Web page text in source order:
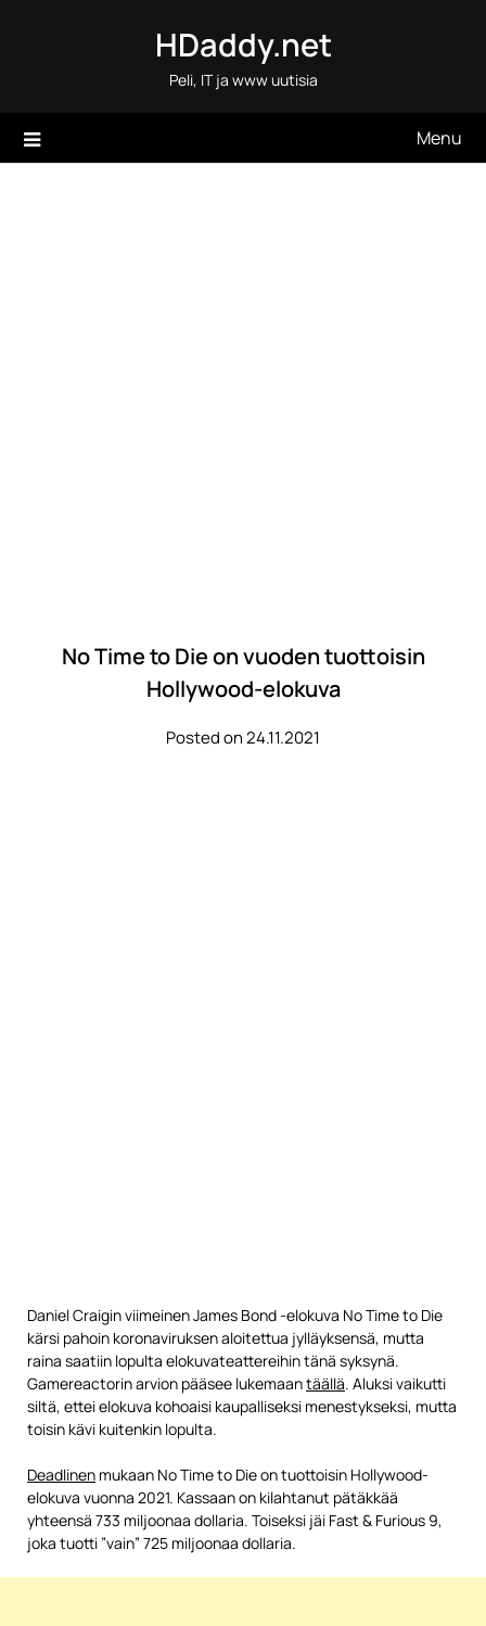
HDaddy.net
Peli, IT ja www uutisia
Menu
No Time to Die on vuoden tuottoisin
Hollywood-elokuva
Posted on 24.11.2021
Daniel Craigin viimeinen James Bond -elokuva No Time to Die
kärsi pahoin koronaviruksen aloitettua jylläyksensä, mutta
raina saatiin lopulta elokuvateattereihin tänä syksynä.
Gamereactorin arvion pääsee lukemaantäällä. Aluksi vaikutti
siltä, ettei elokuva kohoaisi kaupalliseksi menestykseksi, mutta
toisin kävi kuitenkin lopulta.
Deadlinen mukaan No Time to Die on tuottoisin Hollywood-
elokuva vuonna 2021. Kassaan on kilahtanut pätäkkää
yhteensä 733 miljoonaa dollaria. Toiseksi jäi Fast & Furious 9,
joka tuotti ”vain” 725 miljoonaa dollaria.